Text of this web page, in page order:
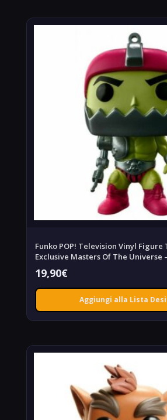
Funko POP! Television Vinyl Figure
Exclusive Masters Of The Universe
19,90€
Aggiungi alla Lista